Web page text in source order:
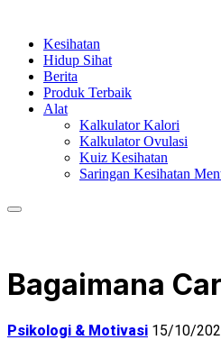
Kesihatan
Hidup Sihat
Berita
Produk Terbaik
Alat
Kalkulator Kalori
Kalkulator Ovulasi
Kuiz Kesihatan
Saringan Kesihatan
Bagaimana
Psikologi & Motivasi 15/10/